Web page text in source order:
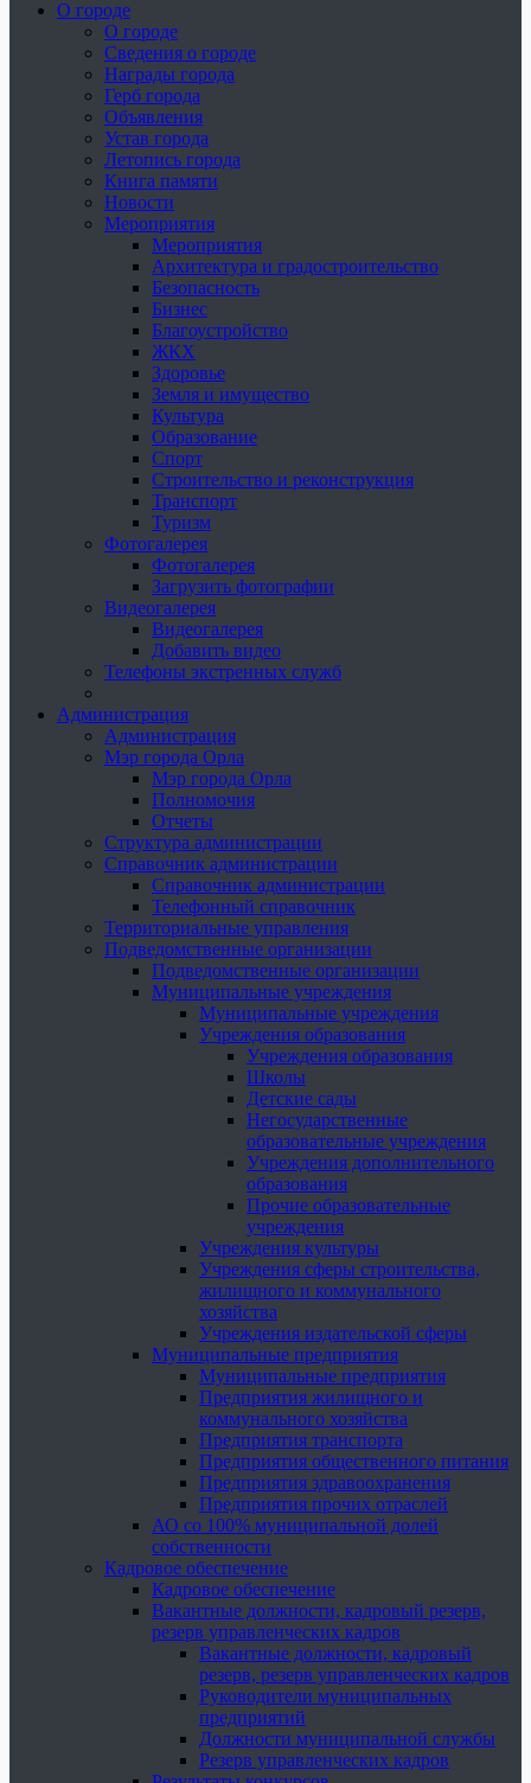
О городе
О городе
Сведения о городе
Награды города
Герб города
Объявления
Устав города
Летопись города
Книга памяти
Новости
Мероприятия
Мероприятия
Архитектура и градостроительство
Безопасность
Бизнес
Благоустройство
ЖКХ
Здоровье
Земля и имущество
Культура
Образование
Спорт
Строительство и реконструкция
Транспорт
Туризм
Фотогалерея
Фотогалерея
Загрузить фотографии
Видеогалерея
Видеогалерея
Добавить видео
Телефоны экстренных служб
Администрация
Администрация
Мэр города Орла
Мэр города Орла
Полномочия
Отчеты
Структура администрации
Справочник администрации
Справочник администрации
Телефонный справочник
Территориальные управления
Подведомственные организации
Подведомственные организации
Муниципальные учреждения
Муниципальные учреждения
Учреждения образования
Учреждения образования
Школы
Детские сады
Негосударственные
образовательные учреждения
Учреждения дополнительного
образования
Прочие образовательные
учреждения
Учреждения культуры
Учреждения сферы строительства,
жилищного и коммунального
хозяйства
Учреждения издательской сферы
Муниципальные предприятия
Муниципальные предприятия
Предприятия жилищного и
коммунального хозяйства
Предприятия транспорта
Предприятия общественного питания
Предприятия здравоохранения
Предприятия прочих отраслей
АО со 100% муниципальной долей
собственности
Кадровое обеспечение
Кадровое обеспечение
Вакантные должности, кадровый резерв,
резерв управленческих кадров
Вакантные должности, кадровый
резерв, резерв управленческих кадров
Руководители муниципальных
предприятий
Должности муниципальной службы
Резерв управленческих кадров